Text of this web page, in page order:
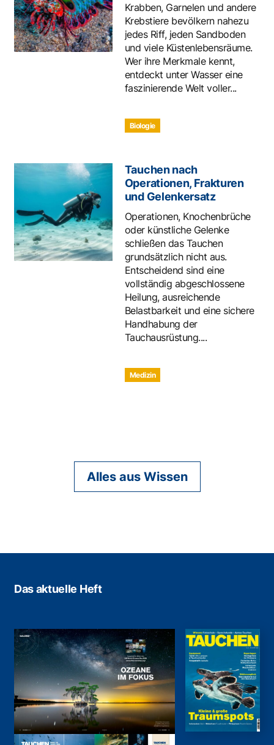
Krabben, Garnelen und andere
Krebstiere bevölkern nahezu
jedes Riff, jeden Sandboden
und viele Küstenlebensräume.
Wer ihre Merkmale kennt,
entdeckt unter Wasser eine
faszinierende Welt voller...
Biologie
Tauchen nach
Operationen, Frakturen
und Gelenkersatz
Operationen, Knochenbrüche
oder künstliche Gelenke
schließen das Tauchen
grundsätzlich nicht aus.
Entscheidend sind eine
vollständig abgeschlossene
Heilung, ausreichende
Belastbarkeit und eine sichere
Handhabung der
Tauchausrüstung....
Medizin
Alles aus Wissen
Das aktuelle Heft